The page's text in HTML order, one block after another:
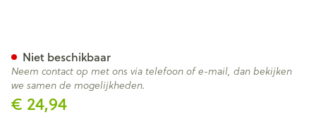
€ 24,94
Niet beschikbaar
Neem contact op met ons via telefoon of e-mail, dan bekijken
we samen de mogelijkheden.